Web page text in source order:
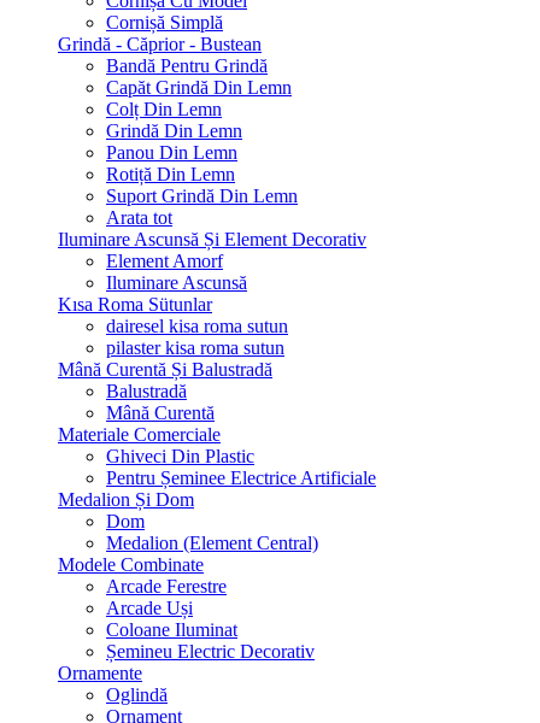
Cornișă Simplă
Grindă - Căprior - Bustean
Bandă Pentru Grindă
Capăt Grindă Din Lemn
Colț Din Lemn
Grindă Din Lemn
Panou Din Lemn
Rotiță Din Lemn
Suport Grindă Din Lemn
Arata tot
Iluminare Ascunsă Și Element Decorativ
Element Amorf
Iluminare Ascunsă
Kısa Roma Sütunlar
dairesel kisa roma sutun
pilaster kisa roma sutun
Mână Curentă Și Balustradă
Balustradă
Mână Curentă
Materiale Comerciale
Ghiveci Din Plastic
Pentru Șeminee Electrice Artificiale
Medalion Și Dom
Dom
Medalion (Element Central)
Modele Combinate
Arcade Ferestre
Arcade Uși
Coloane Iluminat
Șemineu Electric Decorativ
Ornamente
Oglindă
Ornament